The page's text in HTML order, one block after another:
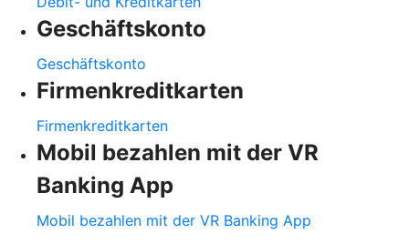
Geschäftskonto
Geschäftskonto
Firmenkreditkarten
Firmenkreditkarten
Mobil bezahlen mit der VR
Banking App
Mobil bezahlen mit der VR Banking App